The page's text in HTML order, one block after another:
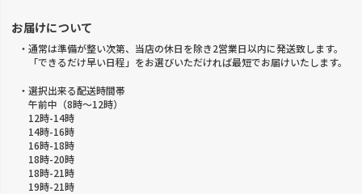
お届けについて
・通常は準備が整い次第、当店の休日を除き2営業日以内に発送致します。
「できるだけ早い日程」をお選びいただければ最短でお届けいたします。
・選択出来る配送時間帯
午前中（8時～12時）
12時-14時
14時-16時
16時-18時
18時-20時
18時-21時
19時-21時